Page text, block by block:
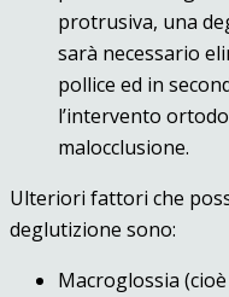
protrusiva, una
sarà necessario
pollice ed in
l’intervento
malocclusione.
Ulteriori fattori che
deglutizione sono:
Macroglossia